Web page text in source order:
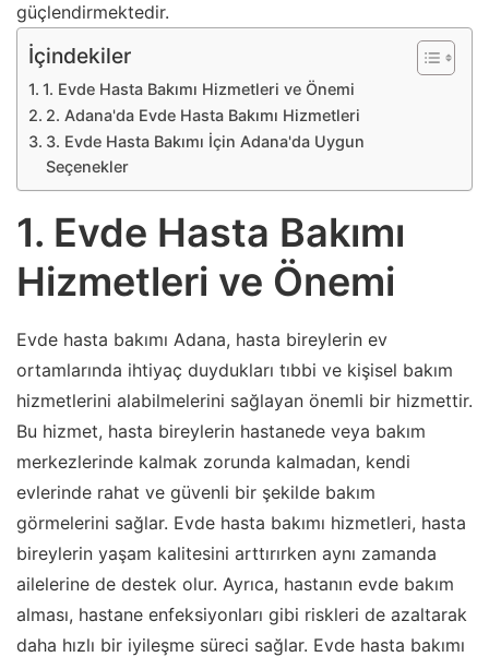
güçlendirmektedir.
İçindekiler
1. Evde Hasta Bakımı Hizmetleri ve Önemi
2. Adana'da Evde Hasta Bakımı Hizmetleri
3. Evde Hasta Bakımı İçin Adana'da Uygun
Seçenekler
1. Evde Hasta Bakımı
Hizmetleri ve Önemi
Evde hasta bakımı Adana, hasta bireylerin ev
ortamlarında ihtiyaç duydukları tıbbi ve kişisel bakım
hizmetlerini alabilmelerini sağlayan önemli bir hizmettir.
Bu hizmet, hasta bireylerin hastanede veya bakım
merkezlerinde kalmak zorunda kalmadan, kendi
evlerinde rahat ve güvenli bir şekilde bakım
görmelerini sağlar. Evde hasta bakımı hizmetleri, hasta
bireylerin yaşam kalitesini arttırırken aynı zamanda
ailelerine de destek olur. Ayrıca, hastanın evde bakım
alması, hastane enfeksiyonları gibi riskleri de azaltarak
daha hızlı bir iyileşme süreci sağlar. Evde hasta bakımı